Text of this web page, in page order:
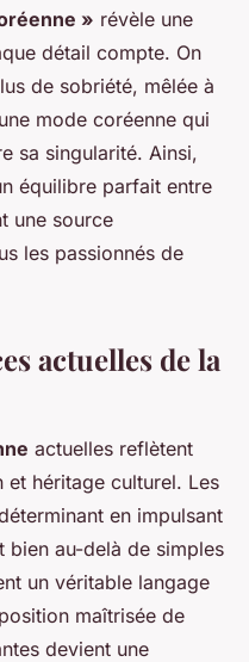
» révèle une
détail compte. On
de sobriété, mêlée à
mode coréenne qui
sa singularité. Ainsi,
équilibre parfait entre
une source
les passionnés de
actuelles de la
actuelles reflètent
et héritage culturel. Les
en impulsant
bien au-delà de simples
un véritable langage
maîtrisée de
devient une